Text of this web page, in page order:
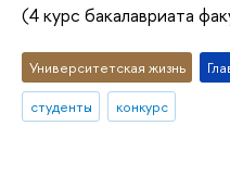
(4 курс бакалавриата
Университетская жизнь
студенты
конкурс